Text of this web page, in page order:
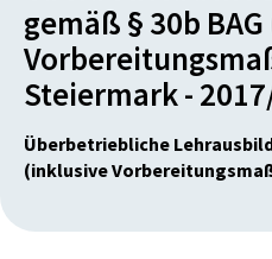
gemäß § 30b
Steiermark -
Überbetriebliche
(inklusive